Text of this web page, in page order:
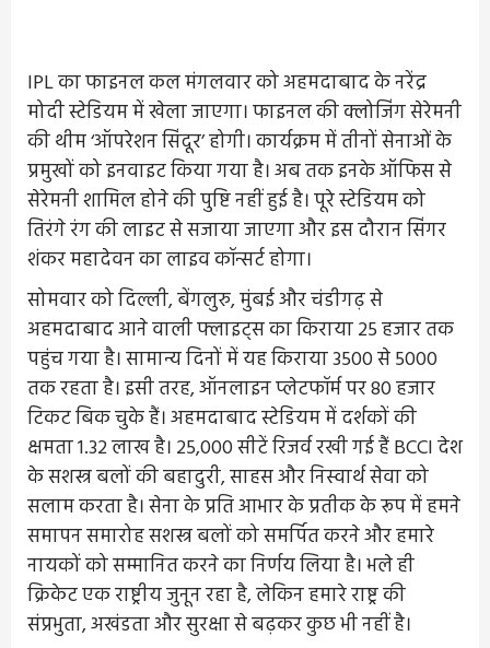
IPL का फाइनल कल मंगलवार को अहमदाबाद के नरेंद्र
मोदी स्टेडियम में खेला जाएगा। फाइनल की क्लोजिंग सेरेमनी
की थीम ‘ऑपरेशन सिंदूर’ होगी। कार्यक्रम में तीनों सेनाओं के
प्रमुखों को इनवाइट किया गया है। अब तक इनके ऑफिस से
सेरेमनी शामिल होने की पुष्टि नहीं हुई है। पूरे स्टेडियम को
तिरंगे रंग की लाइट से सजाया जाएगा और इस दौरान सिंगर
शंकर महादेवन का लाइव कॉन्सर्ट होगा।
सोमवार को दिल्ली, बेंगलुरु, मुंबई और चंडीगढ़ से
अहमदाबाद आने वाली फ्लाइट्स का किराया 25 हजार तक
पहुंच गया है। सामान्य दिनों में यह किराया 3500 से 5000
तक रहता है। इसी तरह, ऑनलाइन प्लेटफॉर्म पर 80 हजार
टिकट बिक चुके हैं। अहमदाबाद स्टेडियम में दर्शकों की
क्षमता 1.32 लाख है। 25,000 सीटें रिजर्व रखी गई हैं BCCI देश
के सशस्त्र बलों की बहादुरी, साहस और निस्वार्थ सेवा को
सलाम करता है। सेना के प्रति आभार के प्रतीक के रूप में हमने
समापन समारोह सशस्त्र बलों को समर्पित करने और हमारे
नायकों को सम्मानित करने का निर्णय लिया है। भले ही
क्रिकेट एक राष्ट्रीय जुनून रहा है, लेकिन हमारे राष्ट्र की
संप्रभुता, अखंडता और सुरक्षा से बढ़कर कुछ भी नहीं है।